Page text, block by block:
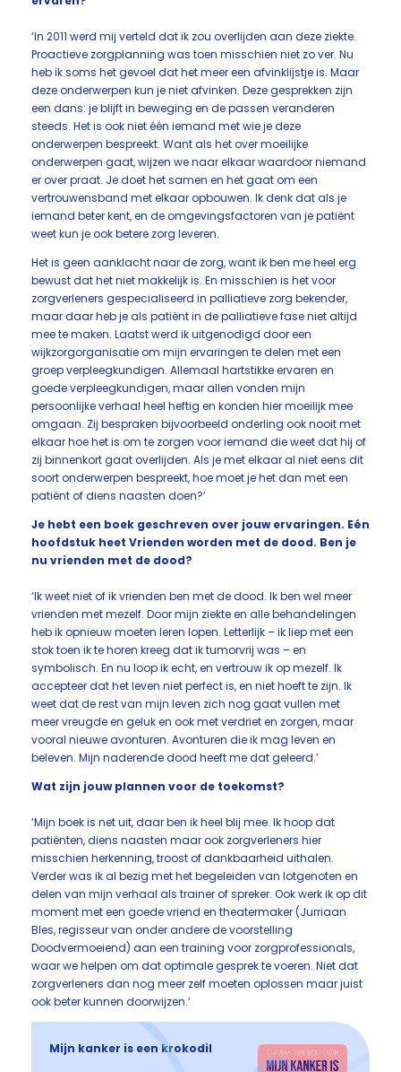
‘In 2011 werd mij verteld dat ik zou overlijden aan deze ziekte.
Proactieve zorgplanning was toen misschien niet zo ver. Nu
heb ik soms het gevoel dat het meer een afvinklijstje is. Maar
deze onderwerpen kun je niet afvinken. Deze gesprekken zijn
een dans: je blijft in beweging en de passen veranderen
steeds. Het is ook niet één iemand met wie je deze
onderwerpen bespreekt. Want als het over moeilijke
onderwerpen gaat, wijzen we naar elkaar waardoor niemand
er over praat. Je doet het samen en het gaat om een
vertrouwensband met elkaar opbouwen. Ik denk dat als je
iemand beter kent, en de omgevingsfactoren van je patiënt
weet kun je ook betere zorg leveren.
Het is geen aanklacht naar de zorg, want ik ben me heel erg
bewust dat het niet makkelijk is. En misschien is het voor
zorgverleners gespecialiseerd in palliatieve zorg bekender,
maar daar heb je als patiënt in de palliatieve fase niet altijd
mee te maken. Laatst werd ik uitgenodigd door een
wijkzorgorganisatie om mijn ervaringen te delen met een
groep verpleegkundigen. Allemaal hartstikke ervaren en
goede verpleegkundigen, maar allen vonden mijn
persoonlijke verhaal heel heftig en konden hier moeilijk mee
omgaan. Zij bespraken bijvoorbeeld onderling ook nooit met
elkaar hoe het is om te zorgen voor iemand die weet dat hij of
zij binnenkort gaat overlijden. Als je met elkaar al niet eens dit
soort onderwerpen bespreekt, hoe moet je het dan met een
patiënt of diens naasten doen?’
Je hebt een boek geschreven over jouw ervaringen. Eén
hoofdstuk heet Vrienden worden met de dood. Ben je
nu vrienden met de dood?
‘Ik weet niet of ik vrienden ben met de dood. Ik ben wel meer
vrienden met mezelf. Door mijn ziekte en alle behandelingen
heb ik opnieuw moeten leren lopen. Letterlijk – ik liep met een
stok toen ik te horen kreeg dat ik tumorvrij was – en
symbolisch. En nu loop ik echt, en vertrouw ik op mezelf. Ik
accepteer dat het leven niet perfect is, en niet hoeft te zijn. Ik
weet dat de rest van mijn leven zich nog gaat vullen met
meer vreugde en geluk en ook met verdriet en zorgen, maar
vooral nieuwe avonturen. Avonturen die ik mag leven en
beleven. Mijn naderende dood heeft me dat geleerd.’
Wat zijn jouw plannen voor de toekomst?
‘Mijn boek is net uit, daar ben ik heel blij mee. Ik hoop dat
patiënten, diens naasten maar ook zorgverleners hier
misschien herkenning, troost of dankbaarheid uithalen.
Verder was ik al bezig met het begeleiden van lotgenoten en
delen van mijn verhaal als trainer of spreker. Ook werk ik op dit
moment met een goede vriend en theatermaker (Jurriaan
Bles, regisseur van onder andere de voorstelling
Doodvermoeiend) aan een training voor zorgprofessionals,
waar we helpen om dat optimale gesprek te voeren. Niet dat
zorgverleners dan nog meer zelf moeten oplossen maar juist
ook beter kunnen doorwijzen.’
Mijn kanker is een krokodil